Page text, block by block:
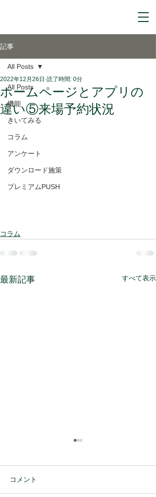
記事
All Posts
機能
きいてみる
コラム
アンケート
ダウンロード施策
プレミアムPUSH
All Posts
ホームページとアプリの
違い⑤来場予約状況
2022年12月26日 読了時間: 0分
コラム
最新記事 すべて表示
コメント